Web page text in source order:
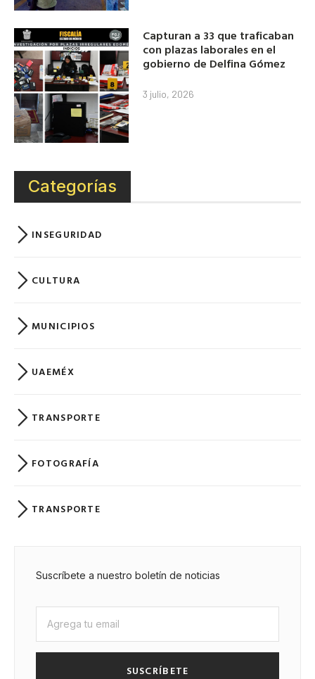
Capturan a 33 que traficaban
con plazas laborales en el
gobierno de Delfina Gómez
3 julio, 2026
Categorías
INSEGURIDAD
CULTURA
MUNICIPIOS
UAEMÉX
TRANSPORTE
FOTOGRAFÍA
TRANSPORTE
Suscríbete a nuestro boletín de noticias
SUSCRÍBETE